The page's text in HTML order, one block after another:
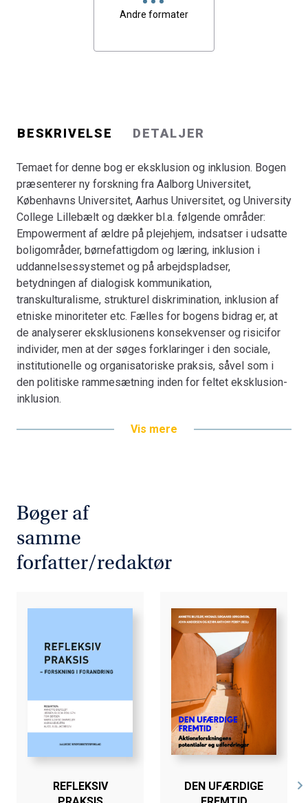
Andre formater
BESKRIVELSE DETALJER
Temaet for denne bog er eksklusion og inklusion. Bogen
præsenterer ny forskning fra Aalborg Universitet,
Københavns Universitet, Aarhus Universitet, og University
College Lillebælt og dækker bl.a. følgende områder:
Empowerment af ældre på plejehjem, indsatser i udsatte
boligområder, børnefattigdom og læring, inklusion i
uddannelsessystemet og på arbejdspladser,
betydningen af dialogisk kommunikation,
transkulturalisme, strukturel diskrimination, inklusion af
etniske minoriteter etc. Fælles for bogens bidrag er, at
de analyserer eksklusionens konsekvenser og risicifor
individer, men at der søges forklaringer i den sociale,
institutionelle og organisatoriske praksis, såvel som i
den politiske rammesætning inden for feltet eksklusion-
inklusion.
Vis mere
Bøger af
samme
forfatter/redaktør
REFLEKSIV
DEN UFÆRDIGE